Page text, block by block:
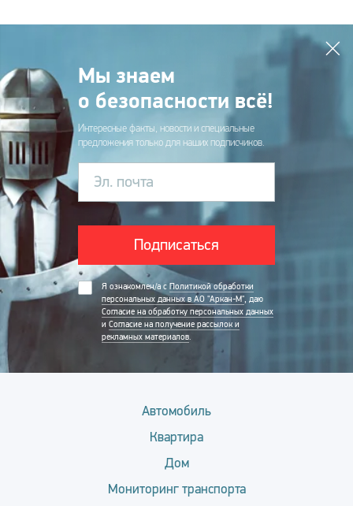
Мы знаем
о безопасности всё!
Интересные факты, новости и специальные
предложения только для наших подписчиков.
Эл. почта
Подписаться
Я ознакомлен/а с Политикой обработки
персональных данных в АО "Аркан-М", даю
Согласие на обработку персональных данных
и Согласие на получение рассылок и
рекламных материалов.
Автомобиль
Квартира
Дом
Мониторинг транспорта